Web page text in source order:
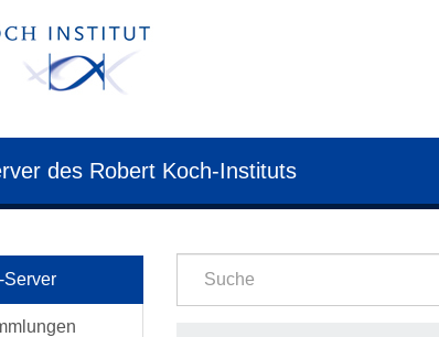
des Robert Koch-Instituts
Server